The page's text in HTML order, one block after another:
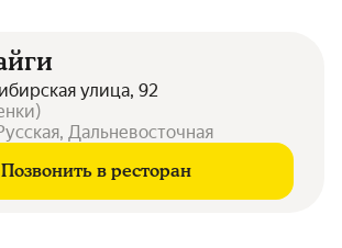
улица, 92
)
Дальневосточная
Позвонить в ресторан